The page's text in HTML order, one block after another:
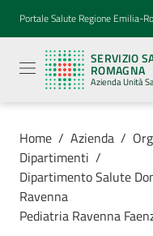
Vai al contenuto
Vai alla navigazione
Vai al footer
Portale Salute Regione Emilia-
SERVIZIO
ROMAGNA
Azienda Unità
Sanitario
Regionale
Emilia-
Romagna
Azienda
Sanitaria
Locale della
Romagna
Azienda
Home / Azienda /
Dipartimenti /
Dipartimento Salute
Ravenna
Pediatria Ravenna